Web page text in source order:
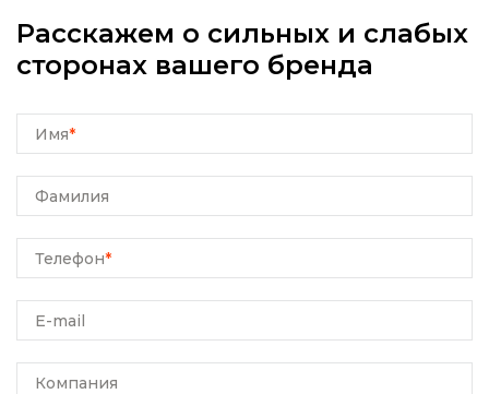
Расскажем о сильных и слабых
сторонах вашего бренда
Имя*
Фамилия
Телефон*
E-mail
Компания